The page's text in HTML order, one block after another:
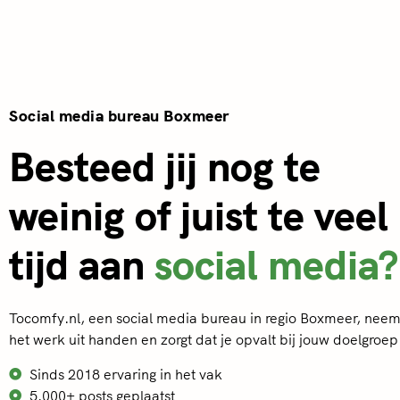
Social media bureau Boxmeer
Besteed jij nog te
weinig of juist te veel
tijd aan social media?
Tocomfy.nl, een social media bureau in regio Boxmeer,
het werk uit handen en zorgt dat je opvalt bij jouw
Sinds 2018 ervaring in het vak
5.000+ posts geplaatst